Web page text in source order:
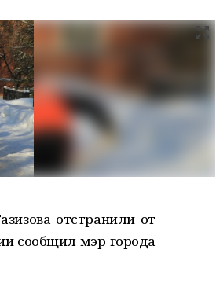
отстранили от
сообщил мэр города